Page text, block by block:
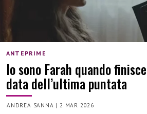
ANTEPRIME
Io sono Farah quando
data dell’ultima puntata
ANDREA SANNA | 2 MAR 2026